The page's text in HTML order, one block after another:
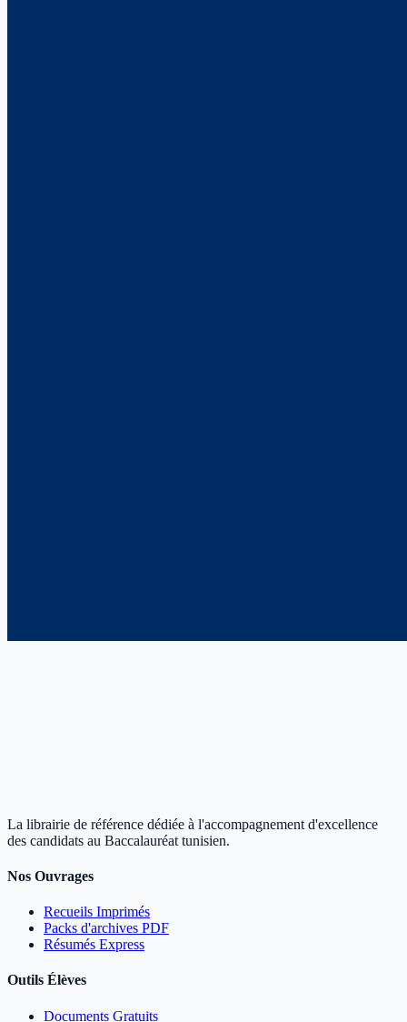
La librairie de référence dédiée à l'accompagnement d'excellence
des candidats au Baccalauréat tunisien.
Nos Ouvrages
Recueils Imprimés
Packs d'archives PDF
Résumés Express
Outils Élèves
Documents Gratuits